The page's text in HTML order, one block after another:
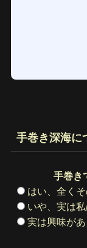
手巻き深海に
手巻き
はい、全くそ
いや、実は
実は興味があ